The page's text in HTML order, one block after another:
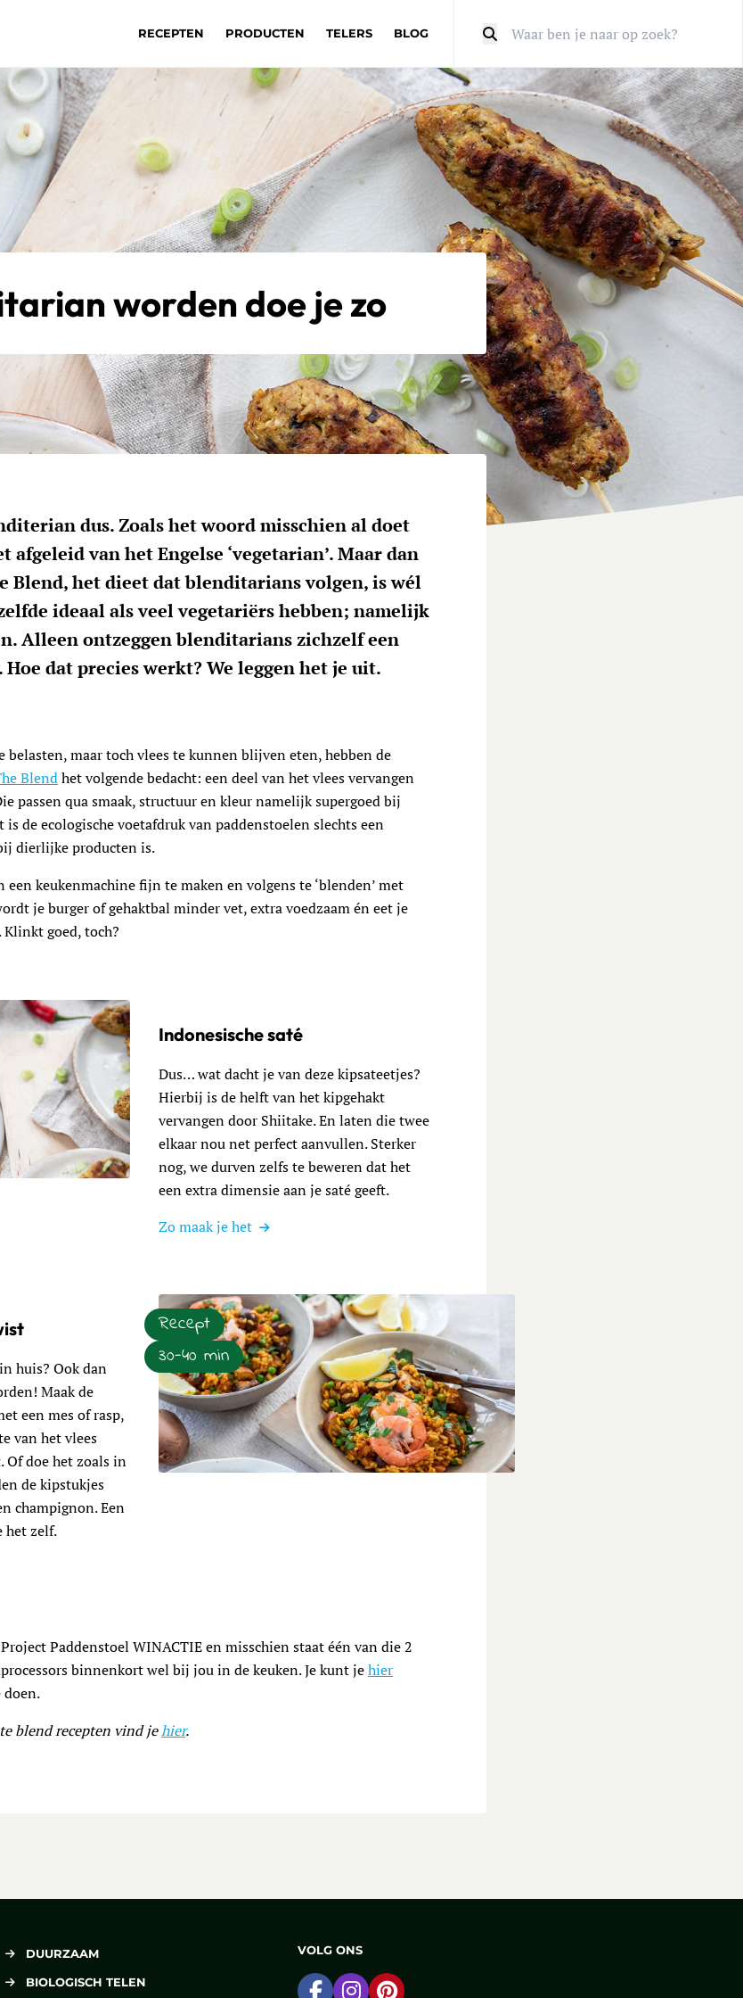
RECEPTEN PRODUCTEN TELERS BLOG
worden doe je zo
dus. Zoals het woord misschien al doet
afgeleid van het Engelse ‘vegetarian’. Maar dan
Blend, het dieet dat blenditarians volgen, is wél
ideaal als veel vegetariërs hebben; namelijk
Alleen ontzeggen blenditarians zichzelf een
dat precies werkt? We leggen het je uit.
belasten, maar toch vlees te kunnen blijven eten, hebben de
Blendhet volgende bedacht: een deel van het vlees vervangen
passen qua smaak, structuur en kleur namelijk supergoed bij
is de ecologische voetafdruk van paddenstoelen slechts een
dierlijke producten is.
keukenmachine fijn te maken en volgens te ‘blenden’ met
je burger of gehaktbal minder vet, extra voedzaam én eet je
goed, toch?
Indonesische saté
Dus… wat dacht je van deze kipsateetjes?
Hierbij is de helft van het kipgehakt
vervangen door Shiitake. En laten die twee
elkaar nou net perfect aanvullen. Sterker
nog, we durven zelfs te beweren dat het
een extra dimensie aan je saté geeft.
Zo maak je het
Recept
30-40 min
huis? Ook dan
Maak de
een mes of rasp,
van het vlees
Of doe het zoals in
de kipstukjes
champignon. Een
het zelf.
Paddenstoel WINACTIE en misschien staat één van die 2
binnenkort wel bij jou in de keuken. Je kunt jehier
blend recepten vind jehier.
DUURZAAM
BIOLOGISCH TELEN
VOLG ONS